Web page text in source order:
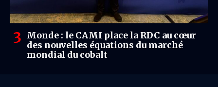
Monde : le CAMI place la RDC au cœur
des nouvelles équations du marché
mondial du cobalt